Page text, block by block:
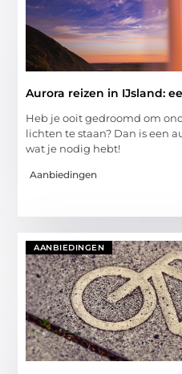
Aurora reizen in IJsland:
Heb je ooit gedroomd om
lichten te staan? Dan is een
wat je nodig hebt!
Aanbiedingen
AANBIEDINGEN